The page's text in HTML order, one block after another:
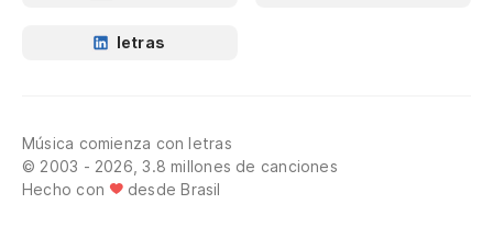
letras
Música comienza con letras
© 2003 - 2026, 3.8 millones de canciones
Hecho con
desde Brasil